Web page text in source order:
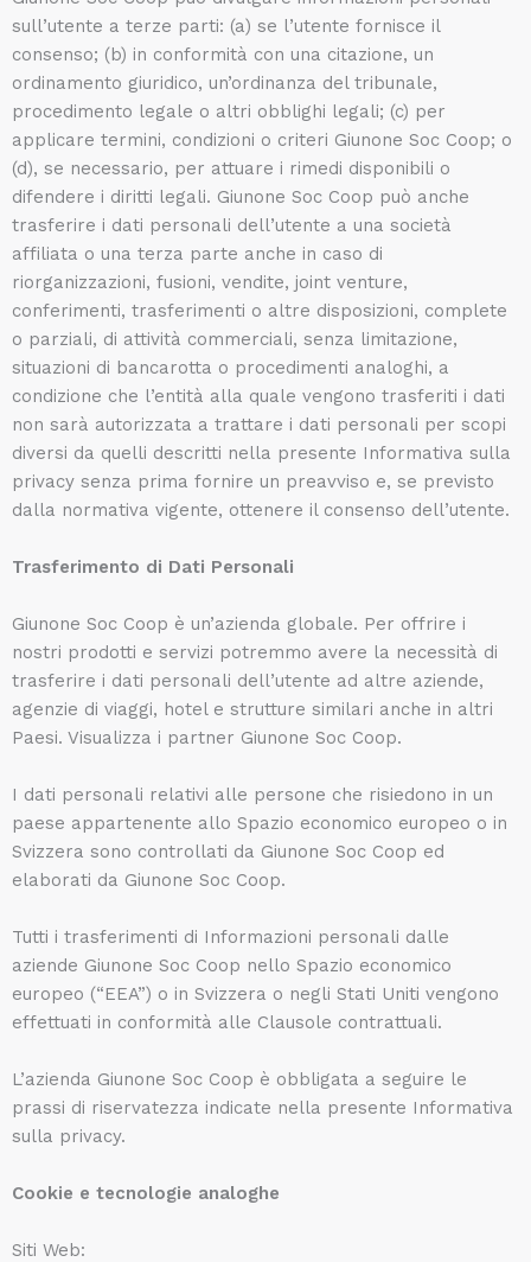
sull’utente a terze parti: (a) se l’utente fornisce il
consenso; (b) in conformità con una citazione, un
ordinamento giuridico, un’ordinanza del tribunale,
procedimento legale o altri obblighi legali; (c) per
applicare termini, condizioni o criteri Giunone Soc Coop; o
(d), se necessario, per attuare i rimedi disponibili o
difendere i diritti legali. Giunone Soc Coop può anche
trasferire i dati personali dell’utente a una società
affiliata o una terza parte anche in caso di
riorganizzazioni, fusioni, vendite, joint venture,
conferimenti, trasferimenti o altre disposizioni, complete
o parziali, di attività commerciali, senza limitazione,
situazioni di bancarotta o procedimenti analoghi, a
condizione che l’entità alla quale vengono trasferiti i dati
non sarà autorizzata a trattare i dati personali per scopi
diversi da quelli descritti nella presente Informativa sulla
privacy senza prima fornire un preavviso e, se previsto
dalla normativa vigente, ottenere il consenso dell’utente.
Trasferimento di Dati Personali
Giunone Soc Coop è un’azienda globale. Per offrire i
nostri prodotti e servizi potremmo avere la necessità di
trasferire i dati personali dell’utente ad altre aziende,
agenzie di viaggi, hotel e strutture similari anche in altri
Paesi. Visualizza i partner Giunone Soc Coop.
I dati personali relativi alle persone che risiedono in un
paese appartenente allo Spazio economico europeo o in
Svizzera sono controllati da Giunone Soc Coop ed
elaborati da Giunone Soc Coop.
Tutti i trasferimenti di Informazioni personali dalle
aziende Giunone Soc Coop nello Spazio economico
europeo (“EEA”) o in Svizzera o negli Stati Uniti vengono
effettuati in conformità alle Clausole contrattuali.
L’azienda Giunone Soc Coop è obbligata a seguire le
prassi di riservatezza indicate nella presente Informativa
sulla privacy.
Cookie e tecnologie analoghe
Siti Web: